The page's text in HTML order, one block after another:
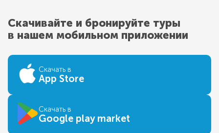
Скачивайте и бронируйте туры
в нашем мобильном приложении
Скачать в
App Store
Скачать в
Google play market